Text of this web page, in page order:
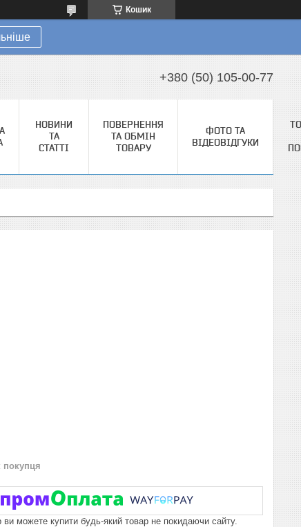
Кошик
+380 (50) 105-00-77
НОВИНИ
ТА
СТАТТІ
ПОВЕРНЕННЯ
ТА ОБМІН
ТОВАРУ
ФОТО ТА
ВІДЕОВІДГУКИ
покупця
ви можете купити будь-який товар не покидаючи сайту.